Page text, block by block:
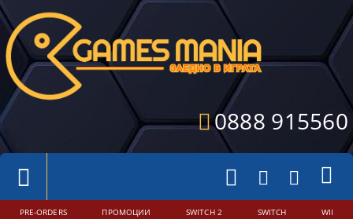
0888 915560
PRE-ORDERS ПРОМОЦИИ SWITCH 2 SWITCH WII